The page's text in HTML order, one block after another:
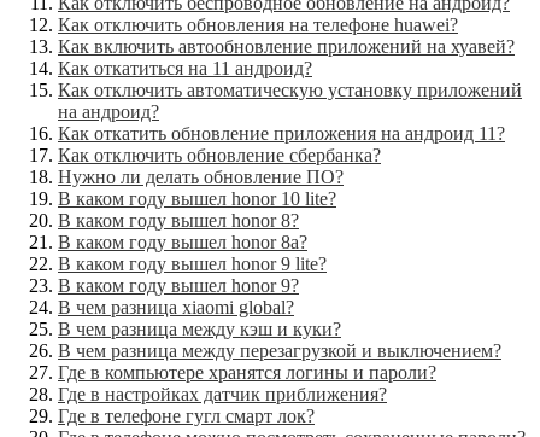
Как отключить обновления на телефоне huawei?
Как включить автообновление приложений на хуавей?
Как откатиться на 11 андроид?
Как отключить автоматическую установку приложений
на андроид?
Как откатить обновление приложения на андроид 11?
Как отключить обновление сбербанка?
Нужно ли делать обновление ПО?
В каком году вышел honor 10 lite?
В каком году вышел honor 8?
В каком году вышел honor 8a?
В каком году вышел honor 9 lite?
В каком году вышел honor 9?
В чем разница xiaomi global?
В чем разница между кэш и куки?
В чем разница между перезагрузкой и выключением?
Где в компьютере хранятся логины и пароли?
Где в настройках датчик приближения?
Где в телефоне гугл смарт лок?